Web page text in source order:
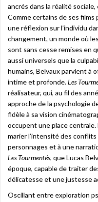
ancrés dans la réalité
Comme certains de ses films
une réflexion sur l’individu
changement, un monde où
sont sans cesse remises en
aussi universels que la
humains, Belvaux parvient à
intime et profonde.Les
réalisateur, qui, au fil des
approche de la psychologie
fidèle à sa vision
occupent une place
marier l’intensité des
personnages et à une
Les Tourmentés, que Lucas
époque, capable de traiter
délicatesse et une justesse
Oscillant entre exploration